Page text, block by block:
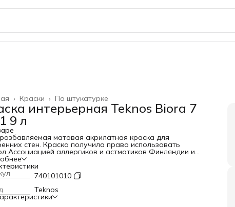
По штукатурке
Краски ›
›
интерьерная Teknos Biora 7
9 л
матовая акрилатная краска для
стен. Краска получила право использовать
Ассоциацией аллергиков и астматиков Финляндии и
сертификации Северных стран,"Знак
легко наносится, образуя ровную матовую
7 подходит для покраски бетонных, оштукатуренных,
и кирпичных поверхностей, а также
стружечных и др. плит.
740101010
Teknos